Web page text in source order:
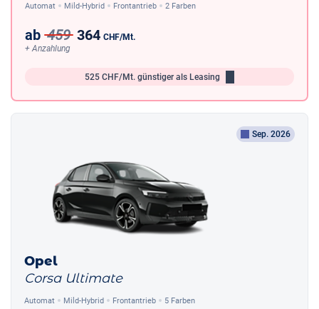
Automat Mild-Hybrid Frontantrieb 2 Farben
ab 459 364 CHF/Mt.
+ Anzahlung
525 CHF/Mt. günstiger als Leasing
Sep. 2026
Opel
Corsa Ultimate
Automat Mild-Hybrid Frontantrieb 5 Farben